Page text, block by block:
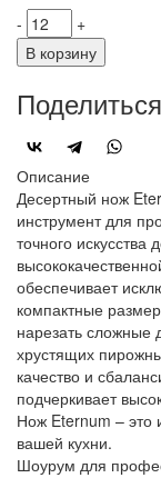
-
+
В корзину
Поделиться
Описание
Десертный нож
инструмент для
точного искусства
обеспечивает
компактные
нарезать сложные
хрустящих
качество и
подчеркивает
Нож Eternum – это
вашей кухни.
Шоурум для